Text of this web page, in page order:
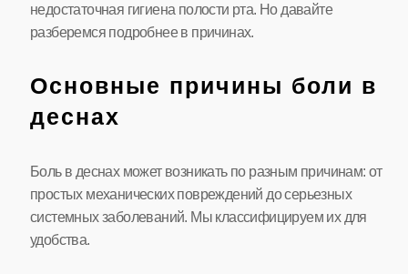
недостаточная гигиена полости рта. Но давайте
разберемся подробнее в причинах.
Основные причины боли в
деснах
Боль в деснах может возникать по разным причинам: от
простых механических повреждений до серьезных
системных заболеваний. Мы классифицируем их для
удобства.